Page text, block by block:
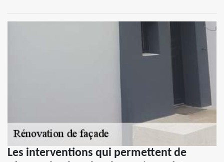
Les interventions qui permettent de